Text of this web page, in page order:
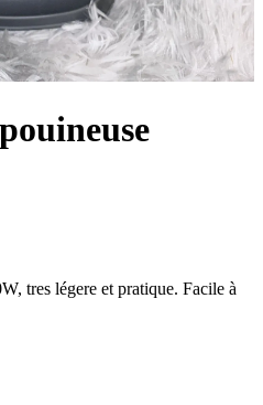
tres légere et pratique. Facile à